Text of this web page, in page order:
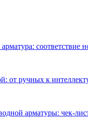
соответствие
от ручных к
арматуры: чек-